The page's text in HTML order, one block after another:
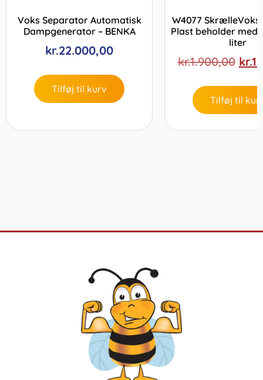
Voks Separator Automatisk
Dampgenerator – BENKA
kr.22.000,00
Tilføj til kurv
W4077 SkrælleVoks
Plast beholder med
liter
kr.1.900,00 kr.
Tilføj til